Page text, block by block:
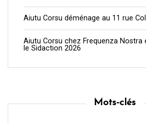
Aiutu Corsu déménage au 11 rue
Aiutu Corsu chez Frequenza Nostra
le Sidaction 2026
Mots-clés